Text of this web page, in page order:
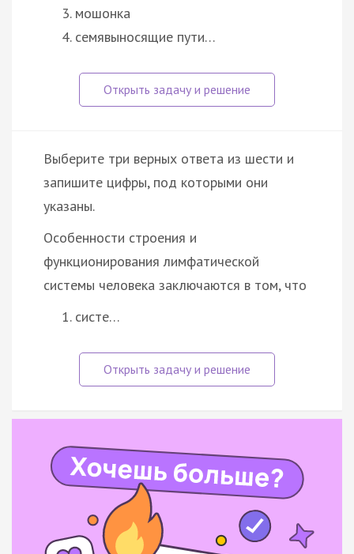
мошонка
семявыносящие пути…
Выберите три верных ответа из шести и
запишите цифры, под которыми они
указаны.
Особенности строения и
функционирования лимфатической
системы человека заключаются в том, что
систе…